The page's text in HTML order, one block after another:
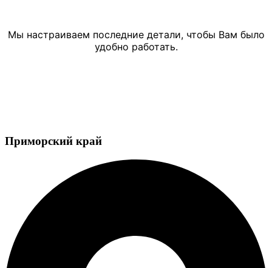
Мы настраиваем последние детали, чтобы Вам было
удобно работать.
Приморский край